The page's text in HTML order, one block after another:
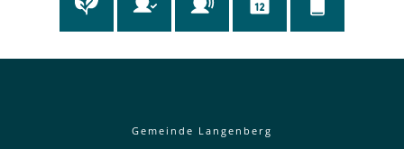
Gemeinde Langenberg